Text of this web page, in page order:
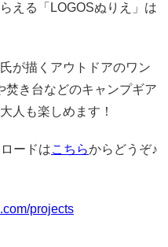
える「LOGOSぬりえ」は
が描くアウトドアのワン
焚き台などのキャンプギア
人も楽しめます！
ードはこちらからどうぞ♪
projects